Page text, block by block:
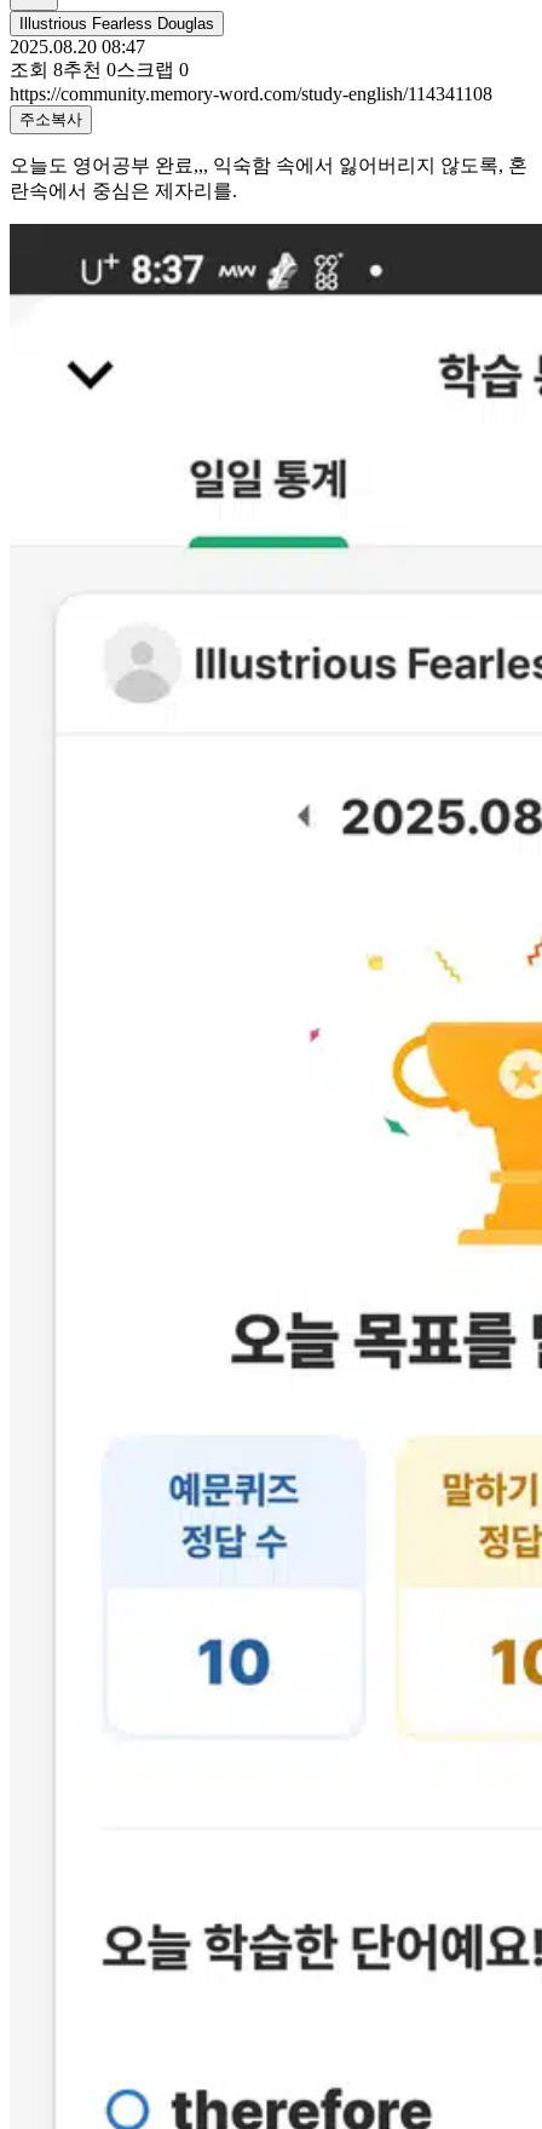
Illustrious Fearless Douglas
2025.08.20 08:47
조회 8추천 0스크랩 0
https://community.memory-word.com/study-english/114341108
주소복사
오늘도 영어공부 완료,,, 익숙함 속에서 잃어버리지 않도록, 혼
란속에서 중심은 제자리를.